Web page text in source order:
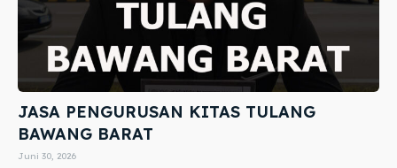
JASA PENGURUSAN KITAS TULANG
BAWANG BARAT
Juni 30, 2026